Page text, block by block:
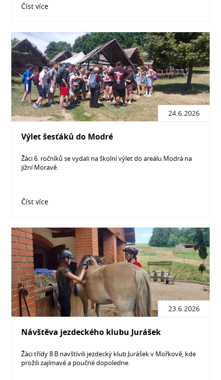
Číst více
24.6.2026
Výlet šesťáků do Modré
Žáci 6. ročníků se vydali na školní výlet do areálu Modrá na
jižní Moravě.
Číst více
23.6.2026
Návštěva jezdeckého klubu Jurášek
Žáci třídy 8.B navštívili jezdecký klub Jurášek v Mořkově, kde
prožili zajímavé a poučné dopoledne.